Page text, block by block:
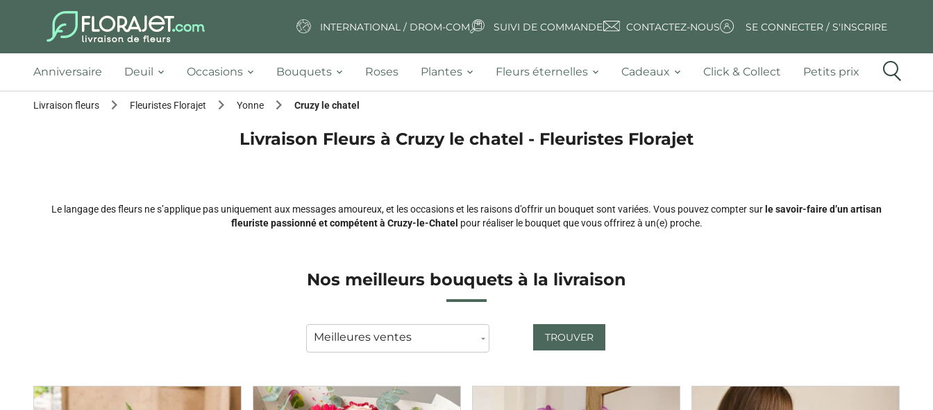
INTERNATIONAL / DROM-COM SUIVI DE COMMANDE CONTACTEZ-NOUS SE CONNECTER / S'INSCRIRE
Anniversaire Deuil Occasions Bouquets Roses Plantes Fleurs éternelles Cadeaux Click & Collect Petits prix
Livraison fleurs Fleuristes Florajet Yonne Cruzy le chatel
Livraison Fleurs à Cruzy le chatel - Fleuristes Florajet
Le langage des fleurs ne s’applique pas uniquement aux messages amoureux, et les occasions et les raisons d’offrir un bouquet sont variées. Vous pouvez compter sur le savoir-faire d’un artisan
fleuriste passionné et compétent à Cruzy-le-Chatel pour réaliser le bouquet que vous offrirez à un(e) proche.
Nos meilleurs bouquets à la livraison
TROUVER